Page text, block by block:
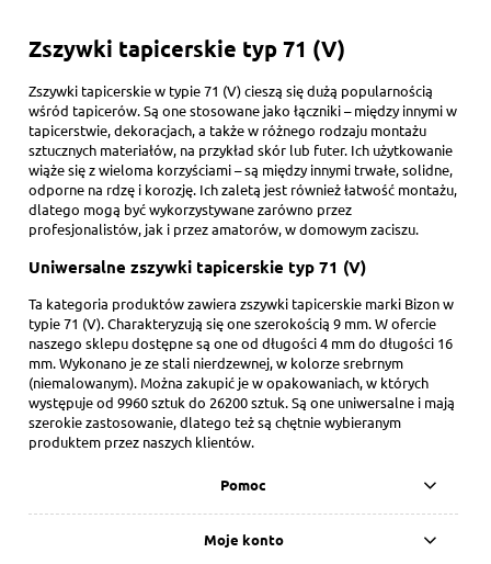
Zszywki tapicerskie typ 71 (V)
Zszywki tapicerskie w typie 71 (V) cieszą się dużą popularnością
wśród tapicerów. Są one stosowane jako łączniki – między innymi w
tapicerstwie, dekoracjach, a także w różnego rodzaju montażu
sztucznych materiałów, na przykład skór lub futer. Ich użytkowanie
wiąże się z wieloma korzyściami – są między innymi trwałe, solidne,
odporne na rdzę i korozję. Ich zaletą jest również łatwość montażu,
dlatego mogą być wykorzystywane zarówno przez
profesjonalistów, jak i przez amatorów, w domowym zaciszu.
Uniwersalne zszywki tapicerskie typ 71 (V)
Ta kategoria produktów zawiera zszywki tapicerskie marki Bizon w
typie 71 (V). Charakteryzują się one szerokością 9 mm. W ofercie
naszego sklepu dostępne są one od długości 4 mm do długości 16
mm. Wykonano je ze stali nierdzewnej, w kolorze srebrnym
(niemalowanym). Można zakupić je w opakowaniach, w których
występuje od 9960 sztuk do 26200 sztuk. Są one uniwersalne i mają
szerokie zastosowanie, dlatego też są chętnie wybieranym
produktem przez naszych klientów.
Pomoc
Moje konto